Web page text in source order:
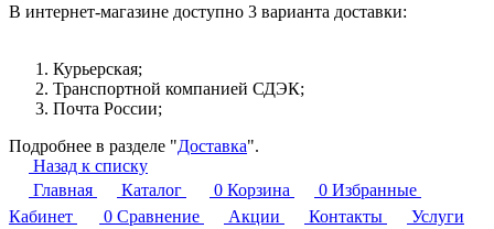
В интернет-магазине доступно 3 варианта доставки:
Курьерская;
Транспортной компанией СДЭК;
Почта России;
Подробнее в разделе "Доставка".
Назад к списку
Главная
Каталог 0 Корзина 0 Избранные
Кабинет
0 Сравнение Акции Контакты
Услуги